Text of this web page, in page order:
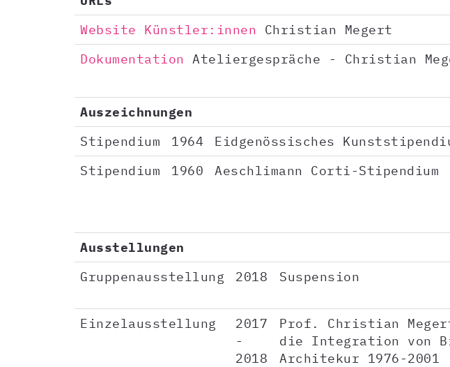
Website Künstler:innen Christian Megert
Dokumentation Ateliergespräche - Christian
Auszeichnungen
Stipendium
1964 Eidgenössisches
Stipendium
1960 Aeschlimann Corti-Stipendium
Ausstellungen
Gruppenausstellung
2018 Suspension
Einzelausstellung
2017
-
2018
Prof. Christian
die Integration von
Architekur 1976-2001